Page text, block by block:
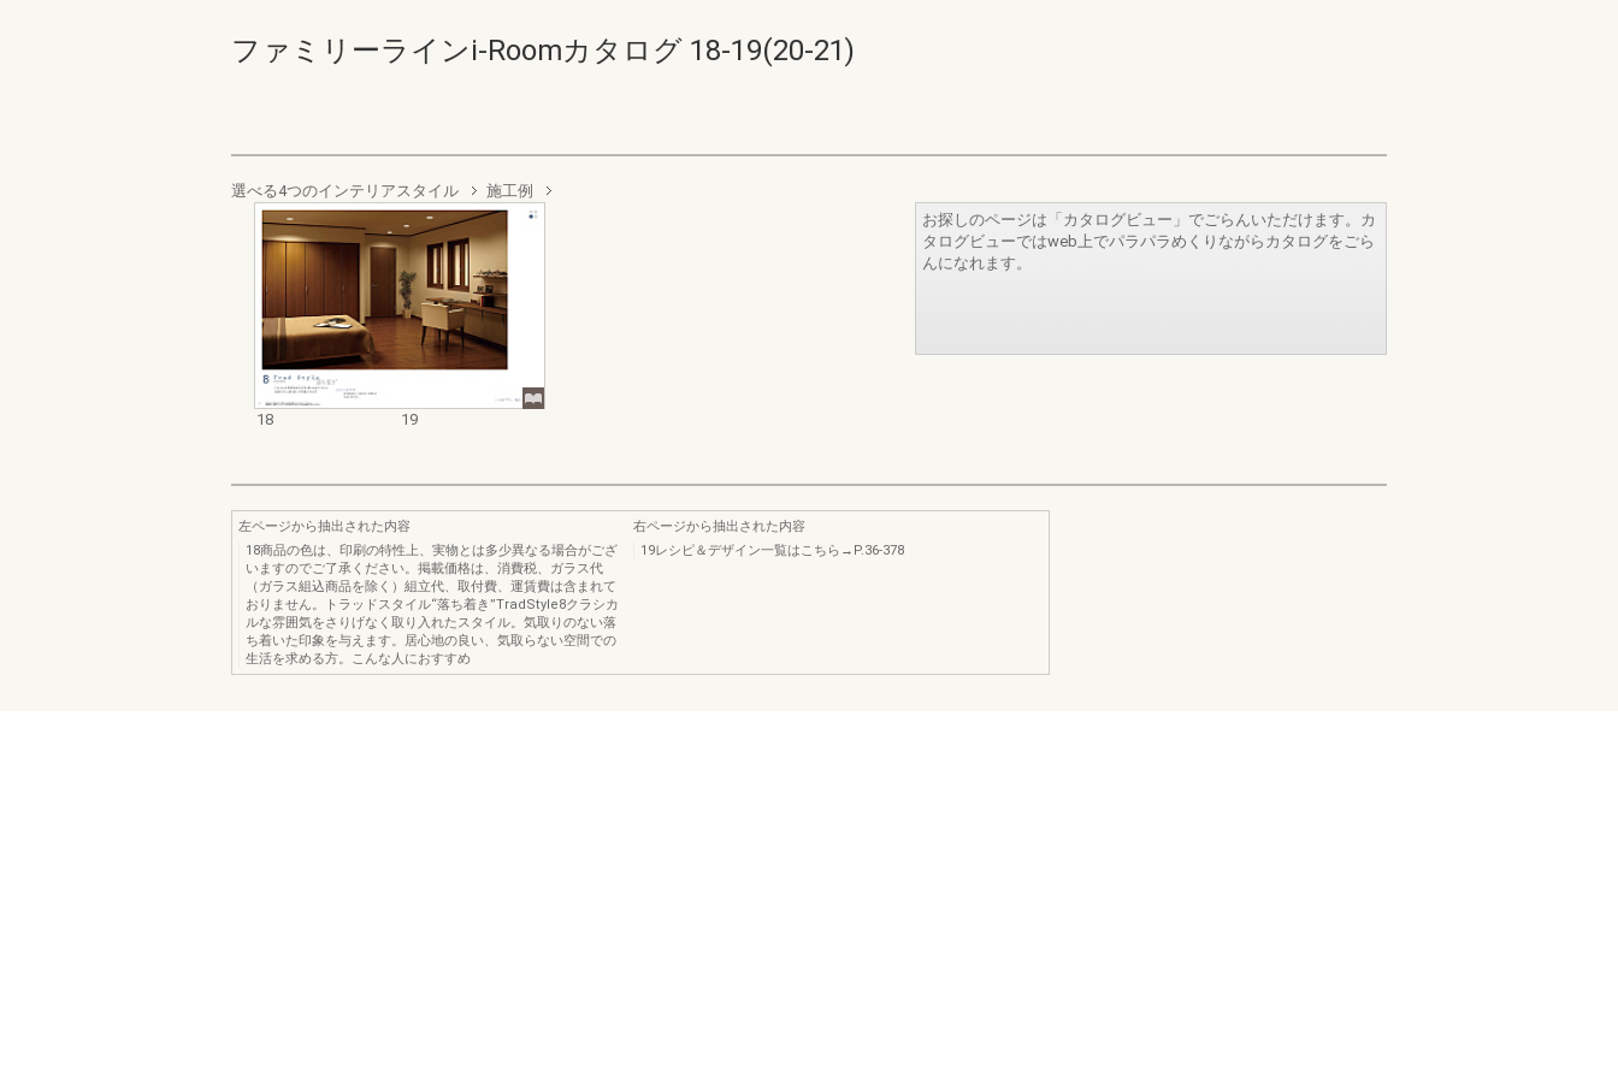
ファミリーラインi-Roomカタログ 18-19(20-21)
選べる4つのインテリアスタイル 施工例
18 19
お探しのページは「カタログビュー」でごらんいただけます。カ
タログビューではweb上でパラパラめくりながらカタログをごら
んになれます。
左ページから抽出された内容
18商品の色は、印刷の特性上、実物とは多少異なる場合がござ
いますのでご了承ください。掲載価格は、消費税、ガラス代
（ガラス組込商品を除く）組立代、取付費、運賃費は含まれて
おりません。トラッドスタイル“落ち着き”TradStyle8クラシカ
ルな雰囲気をさりげなく取り入れたスタイル。気取りのない落
ち着いた印象を与えます。居心地の良い、気取らない空間での
生活を求める方。こんな人におすすめ
右ページから抽出された内容
19レシピ＆デザイン一覧はこちら→P.36-378